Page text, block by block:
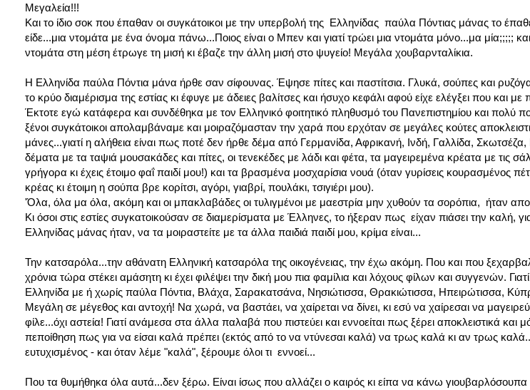
Μεγαλεία!!!
Και το ίδιο σοκ που έπαθαν οι συγκάτοικοι με την υπερβολή της Ελληνίδας παύλα Πόντιας μάνας το
είδε...μια ντομάτα με ένα όνομα πάνω...Ποιος είναι ο Μπεν και γιατί τρώει μια ντομάτα μόνο...μα μία;;;;;
ντομάτα στη μέση έτρωγε τη μισή κι έβαζε την άλλη μισή στο ψυγείο! Μεγάλα χουβαρνταλίκια.
Η Ελληνίδα παύλα Πόντια μάνα ήρθε σαν σίφουνας. Έψησε πίτες και παστίτσια. Γλυκά, σούπες και
το κρύο διαμέρισμα της εστίας κι έφυγε με άδειες βαλίτσες και ήσυχο κεφάλι αφού είχε ελέγξει που και με
Έκτοτε εγώ κατάφερα και συνδέθηκα με τον Ελληνικό φοιτητικό πληθυσμό του Πανεπιστημίου και πολύ
ξένοι συγκάτοικοι απολαμβάναμε και μοιραζόμασταν την χαρά που ερχόταν σε μεγάλες κούτες
μάνες...γιατί η αλήθεια είναι πως ποτέ δεν ήρθε δέμα από Γερμανίδα, Αφρικανή, Ινδή, Γαλλίδα,
δέματα με τα ταψιά μουσακάδες και πίτες, οι τενεκέδες με λάδι και φέτα, τα μαγειρεμένα κρέατα με τις
γρήγορα κι έχεις έτοιμο φαΐ παιδί μου!) και τα βρασμένα μοσχαρίσια νουά (όταν γυρίσεις κουρασμένος
κρέας κι έτοιμη η σούπα βρε κορίτσι, αγόρι, γιαβρί, πουλάκι, τσιγιέρι μου).
'Όλα, όλα μα όλα, ακόμη και οι μπακλαβάδες οι τυλιγμένοι με μαεστρία μην χυθούν τα σορόπια, ήταν
Κι όσοι στις εστίες συγκατοικούσαν σε διαμερίσματα με Έλληνες, το ήξεραν πως είχαν πιάσει την καλή,
Ελληνίδας μάνας ήταν, να τα μοιραστείτε με τα άλλα παιδιά παιδί μου, κρίμα είναι...
Την κατσαρόλα...την αθάνατη Ελληνική κατσαρόλα της οικογένειας, την έχω ακόμη. Που και που
χρόνια τώρα στέκει αμάσητη κι έχει φιλέψει την δική μου πια φαμίλια και λόχους φίλων και συγγενών.
Ελληνίδα με ή χωρίς παύλα Πόντια, Βλάχα, Σαρακατσάνα, Νησιώτισσα, Θρακιώτισσα, Ηπειρώτισσα,
Μεγάλη σε μέγεθος και αντοχή! Να χωρά, να βαστάει, να χαίρεται να δίνει, κι εσύ να χαίρεσαι να
φίλε...όχι αστεία! Γιατί ανάμεσα στα άλλα παλαβά που πιστεύει και εννοείται πως ξέρει αποκλειστικά και
πεποίθηση πως για να είσαι καλά πρέπει (εκτός από το να ντύνεσαι καλά) να τρως καλά κι αν τρως
ευτυχισμένος - και όταν λέμε "καλά", ξέρουμε όλοι τι εννοεί...
Που τα θυμήθηκα όλα αυτά...δεν ξέρω. Είναι ίσως που αλλάζει ο καιρός κι είπα να κάνω